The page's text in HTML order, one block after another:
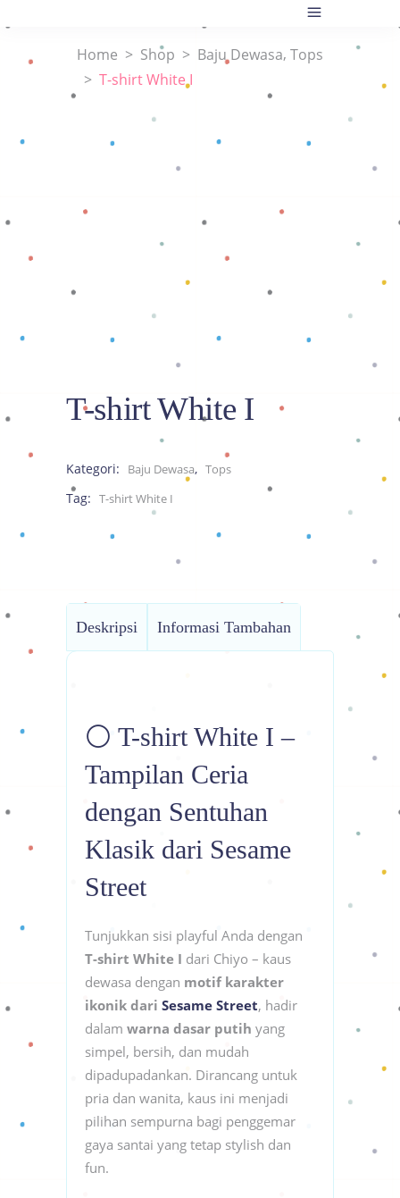
Home > Shop > Baju Dewasa, Tops
> T-shirt White I
T-shirt White I
Kategori: Baju Dewasa, Tops
Tag: T-shirt White I
Deskripsi Informasi Tambahan
⚪ T-shirt White I –
Tampilan Ceria
dengan Sentuhan
Klasik dari Sesame
Street
Tunjukkan sisi playful Anda dengan
T-shirt White I dari Chiyo – kaus
dewasa dengan motif karakter
ikonik dari Sesame Street, hadir
dalam warna dasar putih yang
simpel, bersih, dan mudah
dipadupadankan. Dirancang untuk
pria dan wanita, kaus ini menjadi
pilihan sempurna bagi penggemar
gaya santai yang tetap stylish dan
fun.